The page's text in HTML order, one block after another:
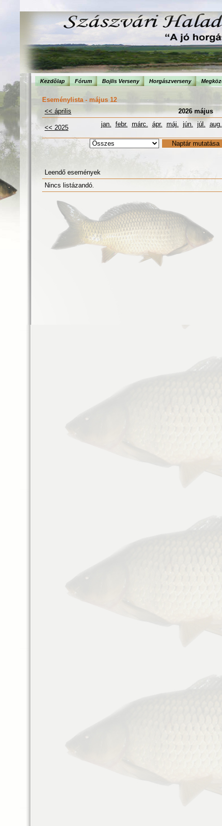
Kezdõlap Fórum Bojlis Verseny Horgászverseny
Eseménylista - május 12
<< április
2026 május
<< 2025 jan. febr. márc. ápr. máj. jún. júl. aug.
Leendő események
Nincs listázandó.